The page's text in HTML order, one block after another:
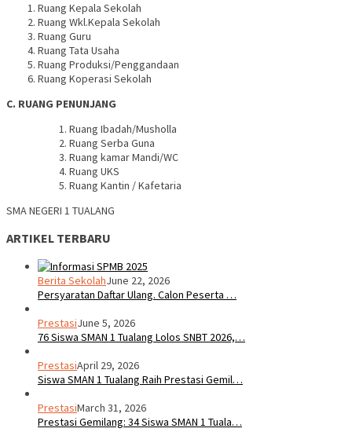
Ruang Kepala Sekolah
Ruang Wkl.Kepala Sekolah
Ruang Guru
Ruang Tata Usaha
Ruang Produksi/Penggandaan
Ruang Koperasi Sekolah
C. RUANG PENUNJANG
Ruang Ibadah/Musholla
Ruang Serba Guna
Ruang kamar Mandi/WC
Ruang UKS
Ruang Kantin / Kafetaria
SMA NEGERI 1 TUALANG
ARTIKEL TERBARU
Berita SekolahJune 22, 2026
Persyaratan Daftar Ulang. Calon Peserta …
PrestasiJune 5, 2026
76 Siswa SMAN 1 Tualang Lolos SNBT 2026,…
PrestasiApril 29, 2026
Siswa SMAN 1 Tualang Raih Prestasi Gemil…
PrestasiMarch 31, 2026
Prestasi Gemilang: 34 Siswa SMAN 1 Tuala…